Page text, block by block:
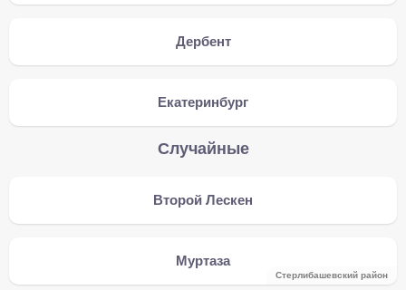
Дербент
Екатеринбург
Случайные
Второй Лескен
Муртаза
Стерлибашевский район